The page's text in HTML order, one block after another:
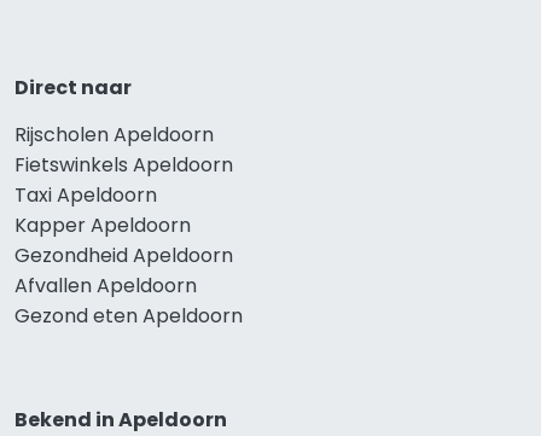
Direct naar
Rijscholen Apeldoorn
Fietswinkels Apeldoorn
Taxi Apeldoorn
Kapper Apeldoorn
Gezondheid Apeldoorn
Afvallen Apeldoorn
Gezond eten Apeldoorn
Bekend in Apeldoorn